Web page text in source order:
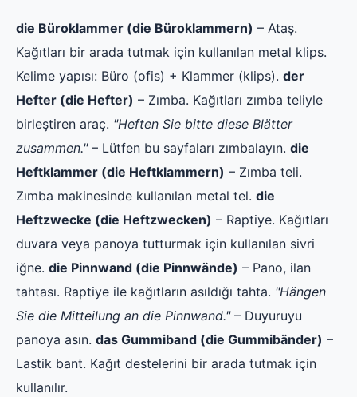
die Büroklammer (die Büroklammern) – Ataş.
Kağıtları bir arada tutmak için kullanılan metal klips.
Kelime yapısı: Büro (ofis) + Klammer (klips). der
Hefter (die Hefter) – Zımba. Kağıtları zımba teliyle
birleştiren araç. "Heften Sie bitte diese Blätter
zusammen."– Lütfen bu sayfaları zımbalayın. die
Heftklammer (die Heftklammern) – Zımba teli.
Zımba makinesinde kullanılan metal tel. die
Heftzwecke (die Heftzwecken) – Raptiye. Kağıtları
duvara veya panoya tutturmak için kullanılan sivri
iğne. die Pinnwand (die Pinnwände) – Pano, ilan
tahtası. Raptiye ile kağıtların asıldığı tahta. "Hängen
Sie die Mitteilung an die Pinnwand."– Duyuruyu
panoya asın. das Gummiband (die Gummibänder) –
Lastik bant. Kağıt destelerini bir arada tutmak için
kullanılır.